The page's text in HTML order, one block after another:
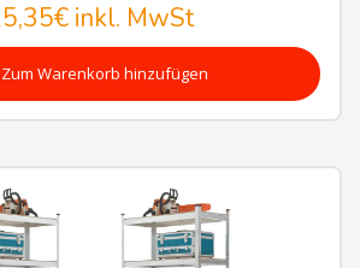
inkl. MwSt
Zum Warenkorb hinzufügen